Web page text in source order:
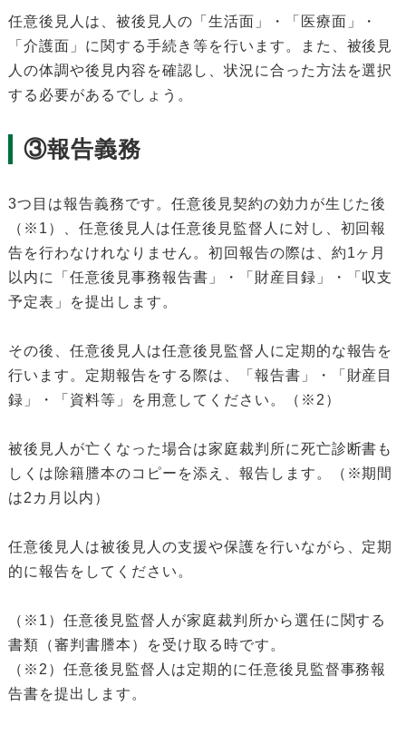
任意後見人は、被後見人の「生活面」・「医療面」・
「介護面」に関する手続き等を行います。また、被後見
人の体調や後見内容を確認し、状況に合った方法を選択
する必要があるでしょう。
③報告義務
3つ目は報告義務です。任意後見契約の効力が生じた後
（※1）、任意後見人は任意後見監督人に対し、初回報
告を行わなけれなりません。初回報告の際は、約1ヶ月
以内に「任意後見事務報告書」・「財産目録」・「収支
予定表」を提出します。
その後、任意後見人は任意後見監督人に定期的な報告を
行います。定期報告をする際は、「報告書」・「財産目
録」・「資料等」を用意してください。（※2）
被後見人が亡くなった場合は家庭裁判所に死亡診断書も
しくは除籍謄本のコピーを添え、報告します。（※期間
は2カ月以内）
任意後見人は被後見人の支援や保護を行いながら、定期
的に報告をしてください。
（※1）任意後見監督人が家庭裁判所から選任に関する
書類（審判書謄本）を受け取る時です。
（※2）任意後見監督人は定期的に任意後見監督事務報
告書を提出します。